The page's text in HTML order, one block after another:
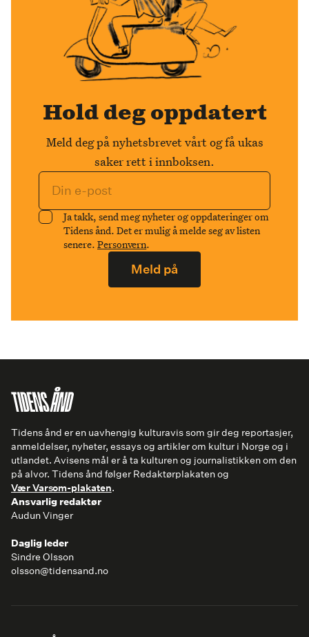
Hold deg oppdatert
Meld deg på nyhetsbrevet vårt og få ukas
saker rett i innboksen.
Ja takk, send meg nyheter og oppdateringer om
Tidens ånd. Det er mulig å melde seg av listen
senere. Personvern.
Meld på
Tidens ånd er en uavhengig kulturavis som gir deg reportasjer,
anmeldelser, nyheter, essays og artikler om kultur i Norge og i
utlandet. Avisens mål er å ta kulturen og journalistikken om den
på alvor. Tidens ånd følger Redaktørplakaten og
Vær Varsom-plakaten.
Ansvarlig redaktør
Audun Vinger
Daglig leder
Sindre Olsson
olsson@tidensand.no